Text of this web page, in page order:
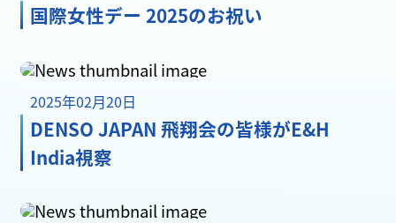
国際女性デー 2025のお祝い
2025年02月20日
DENSO JAPAN 飛翔会の皆様がE&H
India視察